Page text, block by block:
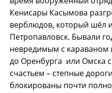
Кенисары Касымова
верблюдов, который шёл
Петропавловск. Бывали
невредимым с караваном
до Оренбурга или Омска
счастьем – степные
блокированы почти